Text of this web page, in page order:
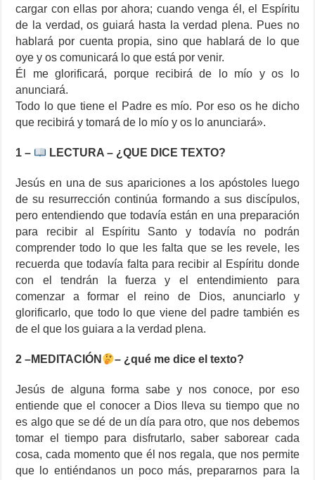
cargar con ellas por ahora; cuando venga él, el Espíritu
de la verdad, os guiará hasta la verdad plena. Pues no
hablará por cuenta propia, sino que hablará de lo que
oye y os comunicará lo que está por venir.
Él me glorificará, porque recibirá de lo mío y os lo
anunciará.
Todo lo que tiene el Padre es mío. Por eso os he dicho
que recibirá y tomará de lo mío y os lo anunciará».
1 – LECTURA – ¿QUE DICE TEXTO?
Jesús en una de sus apariciones a los apóstoles luego
de su resurrección continúa formando a sus discípulos,
pero entendiendo que todavía están en una preparación
para recibir al Espíritu Santo y todavía no podrán
comprender todo lo que les falta que se les revele, les
recuerda que todavía falta para recibir al Espíritu donde
con el tendrán la fuerza y el entendimiento para
comenzar a formar el reino de Dios, anunciarlo y
glorificarlo, que todo lo que viene del padre también es
de el que los guiara a la verdad plena.
2 –MEDITACIÓN – ¿qué me dice el texto?
Jesús de alguna forma sabe y nos conoce, por eso
entiende que el conocer a Dios lleva su tiempo que no
es algo que se dé de un día para otro, que nos debemos
tomar el tiempo para disfrutarlo, saber saborear cada
cosa, cada momento que él nos regala, que nos permite
que lo entiéndanos un poco más, prepararnos para la